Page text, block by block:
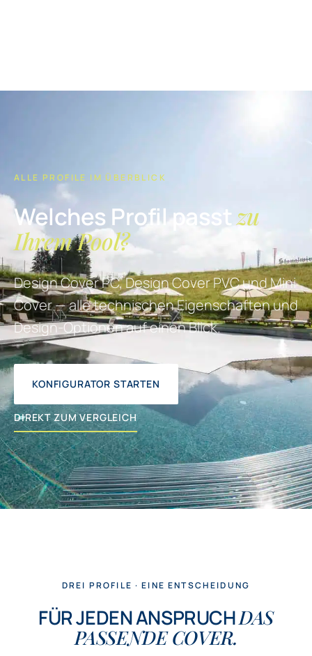
ALLE PROFILE IM ÜBERBLICK
Welches Profil passtzu
Ihrem Pool?
Design Cover PC, Design Cover PVC und Mini
Cover — alle technischen Eigenschaften und
Design-Optionen auf einen Blick.
KONFIGURATOR STARTEN
DIREKT ZUM VERGLEICH
DREI PROFILE · EINE ENTSCHEIDUNG
FÜR JEDEN ANSPRUCHDAS
PASSENDE COVER.